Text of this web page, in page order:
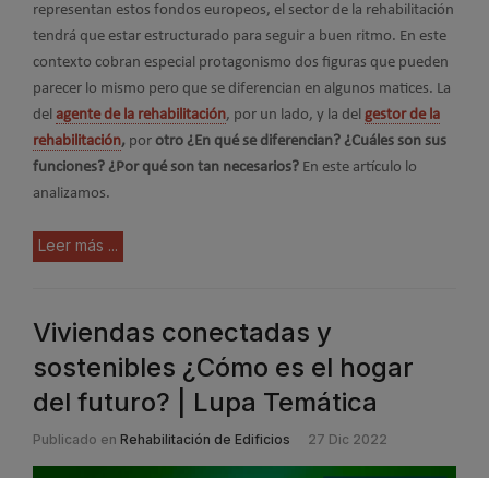
representan estos fondos europeos, el sector de la rehabilitación
tendrá que estar estructurado para seguir a buen ritmo. En este
contexto cobran especial protagonismo dos figuras que pueden
parecer lo mismo pero que se diferencian en algunos matices. La
del agente de la rehabilitación, por un lado, y la del gestor de la
rehabilitación, por otro ¿En qué se diferencian? ¿Cuáles son sus
funciones? ¿Por qué son tan necesarios? En este artículo lo
analizamos.
Leer más ...
Viviendas conectadas y
sostenibles ¿Cómo es el hogar
del futuro? | Lupa Temática
Publicado en Rehabilitación de Edificios 27 Dic 2022